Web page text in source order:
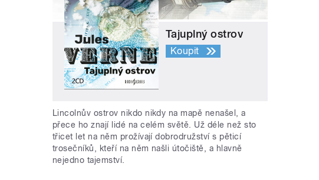
Tajuplný ostrov
Koupit
Lincolnův ostrov nikdo nikdy na mapě nenašel, a
přece ho znají lidé na celém světě. Už déle než sto
třicet let na něm prožívají dobrodružství s pěticí
trosečníků, kteří na něm našli útočiště, a hlavně
nejedno tajemství.